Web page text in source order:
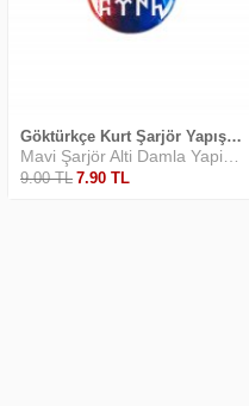
Göktürkçe Kurt Şarjör Yapıştırma
Mavi Şarjör Alti Damla Yapiştirma
9.00TL 7.90 TL